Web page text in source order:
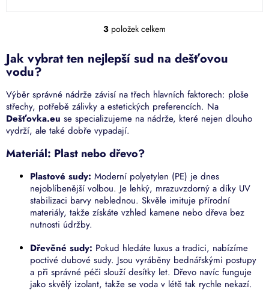
O
l
á
a
c
í
p
v
k
v
ý
p
i
3 položek celkem
Jak vybrat ten nejlepší sud na dešťovou
vodu?
Výběr správné nádrže závisí na třech hlavních faktorech: ploše
střechy, potřebě zálivky a estetických preferencích. Na
Dešťovka.eu se specializujeme na nádrže, které nejen dlouho
vydrží, ale také dobře vypadají.
Materiál: Plast nebo dřevo?
Plastové sudy: Moderní polyetylen (PE) je dnes
nejoblíbenější volbou. Je lehký, mrazuvzdorný a díky UV
stabilizaci barvy neblednou. Skvěle imituje přírodní
materiály, takže získáte vzhled kamene nebo dřeva bez
nutnosti údržby.
Dřevěné sudy: Pokud hledáte luxus a tradici, nabízíme
poctivé dubové sudy. Jsou vyráběny bednářskými postupy
a při správné péči slouží desítky let. Dřevo navíc funguje
jako skvělý izolant, takže se voda v létě tak rychle nekazí.